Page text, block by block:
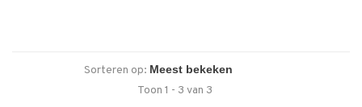
Sorteren op:
Toon 1 - 3 van 3